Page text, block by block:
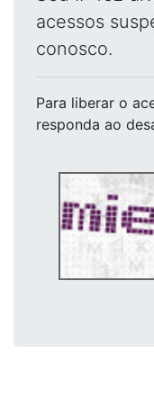
acessos
conosco.
Para liberar o
responda ao